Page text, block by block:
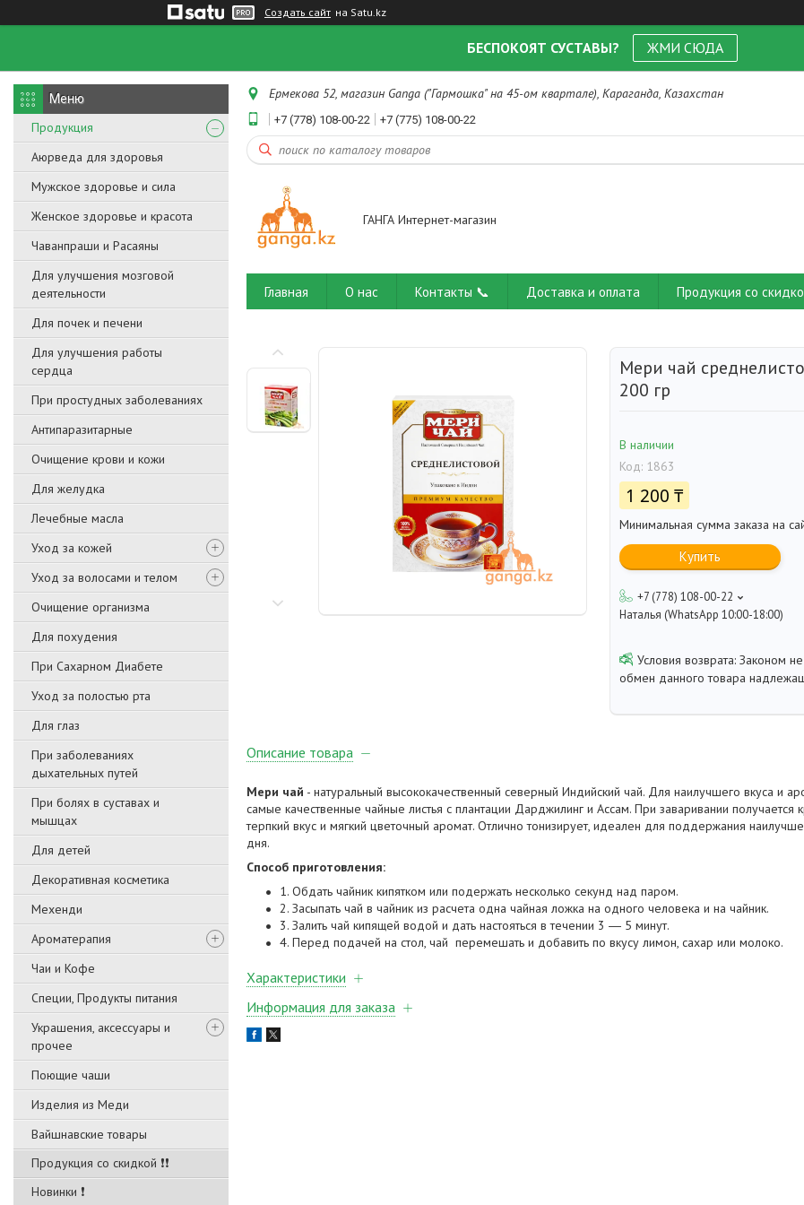
Создать сайт на Satu.kz
БЕСПОКОЯТ СУСТАВЫ? ЖМИ СЮДА
Продукция
Аюрведа для здоровья
Мужское здоровье и сила
Женское здоровье и красота
Чаванпраши и Расаяны
Для улучшения мозговой
деятельности
Для почек и печени
Для улучшения работы
сердца
При простудных заболеваниях
Антипаразитарные
Очищение крови и кожи
Для желудка
Лечебные масла
Уход за кожей
Уход за волосами и телом
Очищение организма
Для похудения
При Сахарном Диабете
Уход за полостью рта
Для глаз
При заболеваниях
дыхательных путей
При болях в суставах и
мышцах
Для детей
Декоративная косметика
Мехенди
Ароматерапия
Чаи и Кофе
Специи, Продукты питания
Украшения, аксессуары и
прочее
Поющие чаши
Изделия из Меди
Вайшнавские товары
Продукция со скидкой ❗❗
Новинки ❗
Ермекова 52, магазин Ganga ("Гармошка" на 45-ом квартале), Караганда, Казахстан
+7 (778) 108-00-22 +7 (775) 108-00-22
ГАНГА Интернет-магазин
Главная О нас Контакты 📞 Доставка и оплата Продукция со скидкой
Мери чай
200 гр
В наличии
Код: 1863
1 200 ₸
Минимальная сумма заказа на
Купить
+7 (778) 108-00-22
Наталья (WhatsApp 10:00-18:00)
Законом
обмен данного товара
Описание товара
Мери чай - натуральный высококачественный северный Индийский чай. Для наилучшего вкуса и
самые качественные чайные листья с плантации Дарджилинг и Ассам. При заваривании получается
терпкий вкус и мягкий цветочный аромат. Отлично тонизирует, идеален для поддержания
дня.
Способ приготовления:
1. Обдать чайник кипятком или подержать несколько секунд над паром.
2. Засыпать чай в чайник из расчета одна чайная ложка на одного человека и на чайник.
3. Залить чай кипящей водой и дать настояться в течении 3 ― 5 минут.
4. Перед подачей на стол, чай перемешать и добавить по вкусу лимон, сахар или молоко.
Характеристики
Информация для заказа